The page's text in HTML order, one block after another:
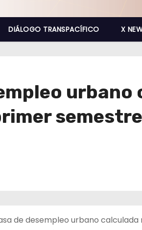
DIÁLOGO TRANSPACÍFICO X
semestre
de desempleo urbano